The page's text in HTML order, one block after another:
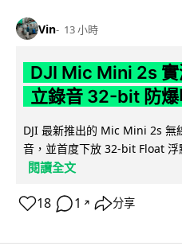
Vin 13 小時
DJI Mic Mini 2s
立錄音 32-bit 防
DJI 最新推出的 Mic Mini 2s 無
音，並首度下放 32-bit Float
閱讀全文
18 1 ↗ 分享